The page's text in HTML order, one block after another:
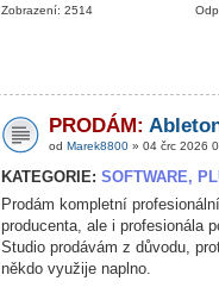
Zobrazení: 2514
PRODÁM:
od Marek8800 » 04 črc 2026
KATEGORIE: SOFTWARE,
Prodám kompletní
producenta, ale i profesionála
Studio prodávám z důvodu,
někdo využije naplno.